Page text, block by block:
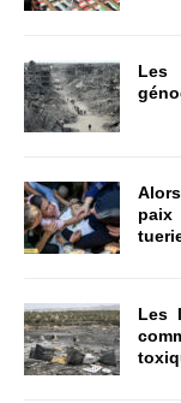
Les
paix
Les